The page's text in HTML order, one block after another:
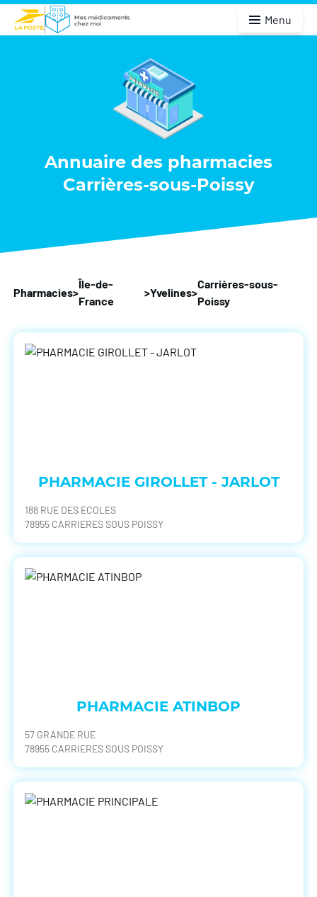
Menu
Annuaire des pharmacies
Carrières-sous-Poissy
Pharmacies>
Île-de-
France
>Yvelines>
Carrières-sous-
Poissy
PHARMACIE GIROLLET - JARLOT
188 RUE DES ECOLES
78955 CARRIERES SOUS POISSY
PHARMACIE ATINBOP
57 GRANDE RUE
78955 CARRIERES SOUS POISSY